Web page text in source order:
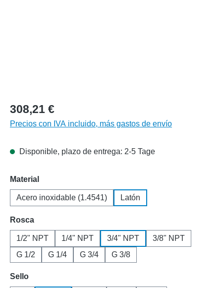
308,21 €
Precios con IVA incluido, más gastos de envío
Disponible, plazo de entrega: 2-5 Tage
Seleccione
Material
Acero inoxidable (1.4541) Latón
Seleccione
Rosca
1/2" NPT 1/4" NPT 3/4" NPT
3/8" NPT
G 1/2
G 1/4 G 3/4 G 3/8
Seleccione
Sello